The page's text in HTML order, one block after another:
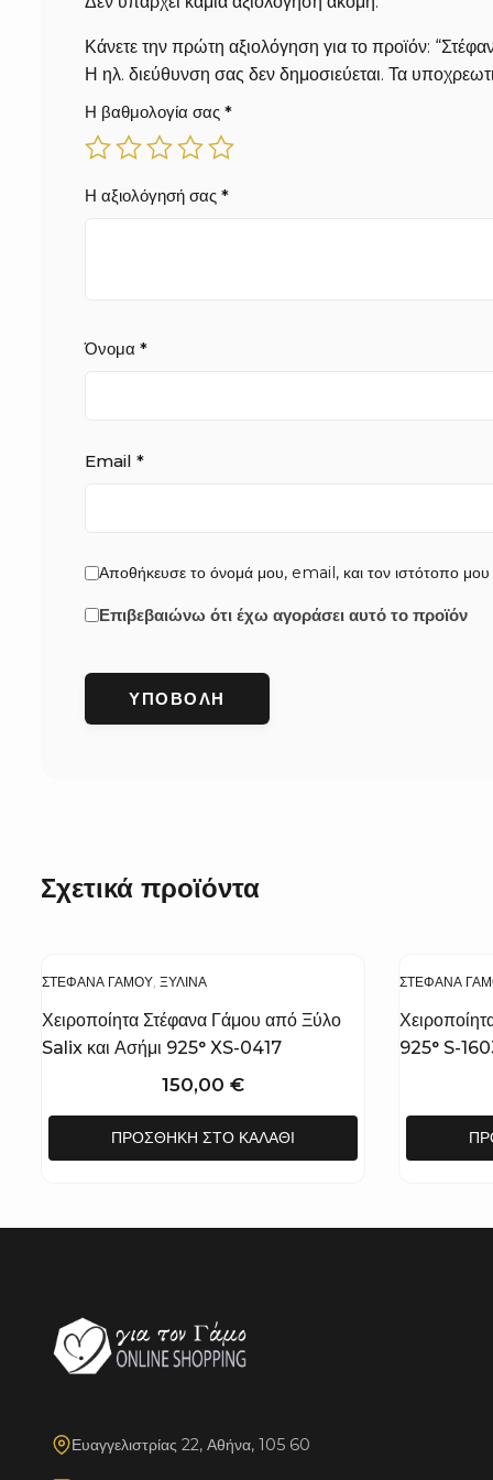
Κάνετε την πρώτη αξιολόγηση για το προϊόν:
Η ηλ. διεύθυνση σας δεν δημοσιεύεται. Τα
Η βαθμολογία σας *
Η αξιολόγησή σας *
Όνομα *
Email *
Αποθήκευσε το όνομά μου, email, και τον ιστότοπο
Επιβεβαιώνω ότι έχω αγοράσει αυτό το προϊόν
Σχετικά προϊόντα
ΣΤΈΦΑΝΑ ΓΆΜΟΥ ΞΎΛΙΝΑ
Χειροποίητα Στέφανα Γάμου από Ξύλο
Salix και Ασήμι 925° XS-0417
150,00 €
ΠΡΟΣΘΉΚΗ ΣΤΟ ΚΑΛΆΘΙ
ΣΤΈΦΑΝΑ
925° S-
Ευαγγελιστρίας 22, Αθήνα, 105 60